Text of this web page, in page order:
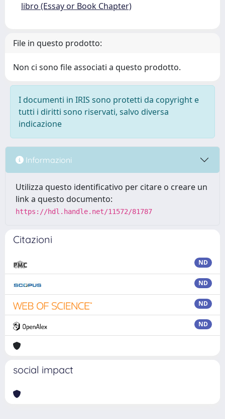
libro (Essay or Book Chapter)
File in questo prodotto:
Non ci sono file associati a questo prodotto.
I documenti in IRIS sono protetti da copyright e
tutti i diritti sono riservati, salvo diversa
indicazione
Informazioni
Utilizza questo identificativo per citare o creare un
link a questo documento:
https://hdl.handle.net/11572/81787
Citazioni
ND
ND
ND
ND
social impact